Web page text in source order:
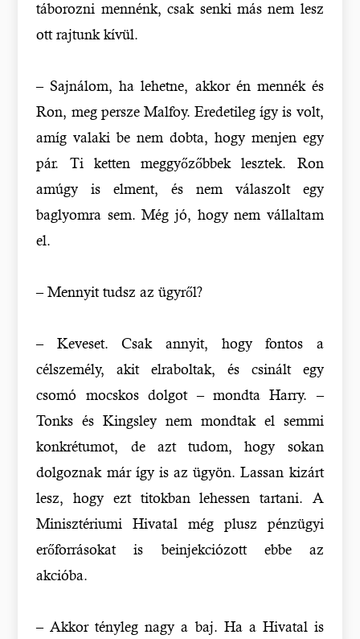
táborozni mennénk, csak senki más nem lesz
ott rajtunk kívül.
– Sajnálom, ha lehetne, akkor én mennék és
Ron, meg persze Malfoy. Eredetileg így is volt,
amíg valaki be nem dobta, hogy menjen egy
pár. Ti ketten meggyőzőbbek lesztek. Ron
amúgy is elment, és nem válaszolt egy
baglyomra sem. Még jó, hogy nem vállaltam
el.
– Mennyit tudsz az ügyről?
– Keveset. Csak annyit, hogy fontos a
célszemély, akit elraboltak, és csinált egy
csomó mocskos dolgot – mondta Harry. –
Tonks és Kingsley nem mondtak el semmi
konkrétumot, de azt tudom, hogy sokan
dolgoznak már így is az ügyön. Lassan kizárt
lesz, hogy ezt titokban lehessen tartani. A
Minisztériumi Hivatal még plusz pénzügyi
erőforrásokat is beinjekciózott ebbe az
akcióba.
– Akkor tényleg nagy a baj. Ha a Hivatal is